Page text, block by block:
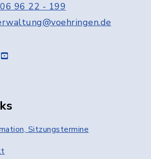
96 22 - 199
youtube
Sitzungstermine